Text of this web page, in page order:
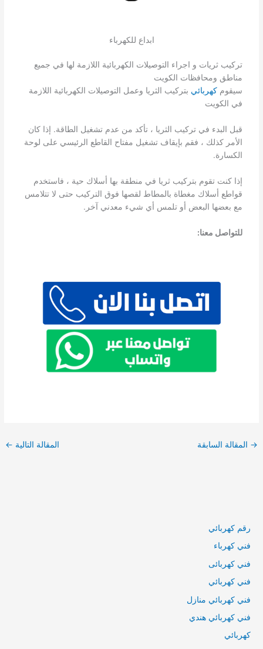
ابداع للكهرباء
تركيب ثريات و اجراء التوصيلات الكهربائية اللازمة لها في جميع
مناطق ومحافظات الكويت
سيقوم كهربائي بتركيب الثريا وعمل التوصيلات الكهربائية اللازمة
في الكويت
قبل البدء في تركيب الثريا ، تأكد من عدم تشغيل الطاقة. إذا كان
الأمر كذلك ، فقم بإيقاف تشغيل مفتاح القاطع الرئيسي على لوحة
الكسارة.
إذا كنت تقوم بتركيب ثريا في منطقة بها أسلاك حية ، فاستخدم
قواطع أسلاك مغطاة بالمطاط لقصها فوق التركيب حتى لا تتلامس
مع بعضها البعض أو تلمس أي شيء معدني آخر.
للتواصل معنا:
→ المقالة السابقة المقالة التالية ←
رقم كهربائي
فني كهرباء
فني كهربائى
فني كهربائي
فني كهربائي منازل
فني كهربائي هندي
كهربائي